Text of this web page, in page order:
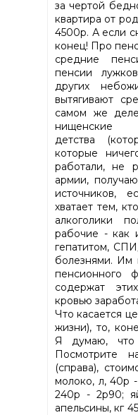
за чертой
квартира от
4500р. А если
конец! Про
средние
пенсии
других
вытягивают
самом же
нищенские -
детства
которые
работали, не
армии,
источников,
хватает тем,
алкоголики
рабочие - как
гепатитом,
болезнями. Им
пенсионного
содержат
кровью
Что касается
жизни), то,
Я думаю,
Посмотрите
(справа),
молоко, л, 40р
240р - 2р90;
апельсины, кг